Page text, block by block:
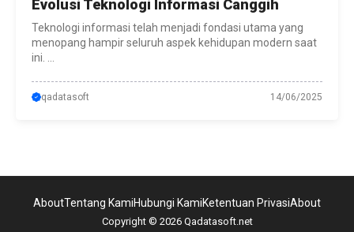
Evolusi Teknologi Informasi Canggih
Teknologi informasi telah menjadi fondasi utama yang
menopang hampir seluruh aspek kehidupan modern saat
ini. ...
qadatasoft 14/06/2025
Copyright © 2026 Qadatasoft.net
AboutTentang KamiHubungi KamiKetentuan PrivasiAbout